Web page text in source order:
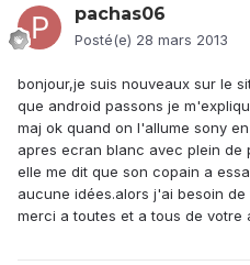
pachas06
Posté(e) 28 mars 2013
bonjour,je suis nouveaux sur le
que android passons je
maj ok quand on l'allume sony
apres ecran blanc avec plein de
elle me dit que son copain a
aucune idées.alors j'ai besoin
merci a toutes et a tous de votre